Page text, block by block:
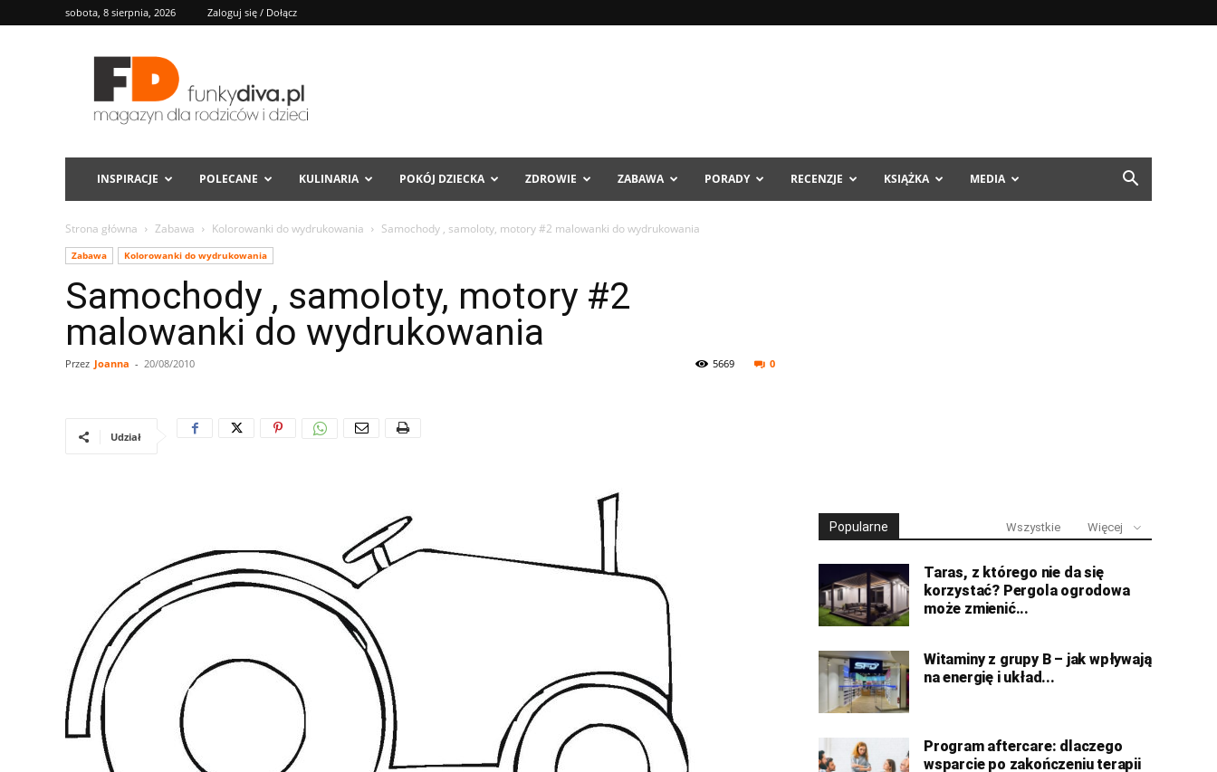
sobota, 8 sierpnia, 2026 Zaloguj się / Dołącz
FD
INSPIRACJE POLECANE KULINARIA POKÓJ DZIECKA ZDROWIE ZABAWA PORADY RECENZJE KSIĄŻKA MEDIA
Strona główna Zabawa Kolorowanki do wydrukowania Samochody , samoloty, motory #2 malowanki do wydrukowania
Zabawa Kolorowanki do wydrukowania
Samochody , samoloty, motory #2
malowanki do wydrukowania
Przez Joanna - 20/08/2010 0
5669
Udział
Popularne Wszystkie Więcej
Taras, z którego nie da się
korzystać? Pergola ogrodowa
może zmienić...
Witaminy z grupy B – jak wpływają
na energię i układ...
Program aftercare: dlaczego
wsparcie po zakończeniu terapii